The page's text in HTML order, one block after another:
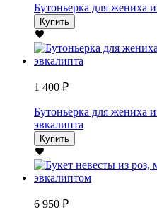
Бутоньерка для жениха
Купить
1 400 ₽
Бутоньерка для жениха
эвкалипта
Купить
6 950 ₽